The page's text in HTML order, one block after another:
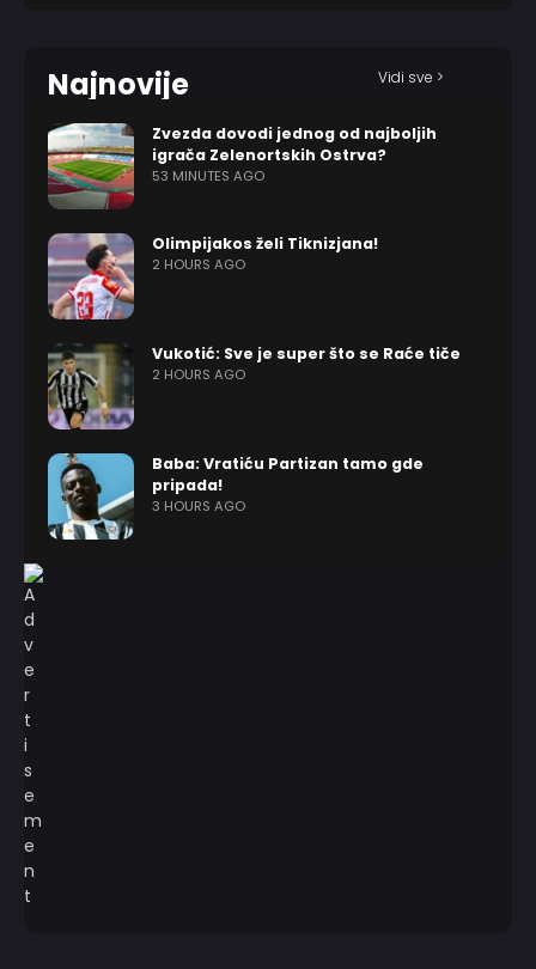
Najnovije Vidi sve >
Zvezda dovodi jednog od najboljih
igrača Zelenortskih Ostrva?
53 MINUTES AGO
Olimpijakos želi Tiknizjana!
2 HOURS AGO
Vukotić: Sve je super što se Raće tiče
2 HOURS AGO
Baba: Vratiću Partizan tamo gde
pripada!
3 HOURS AGO